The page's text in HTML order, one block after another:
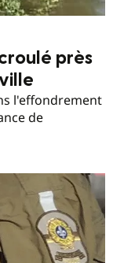
près
l'effondrement
de